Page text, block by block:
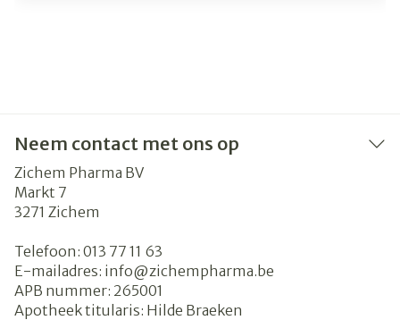
Neem contact met ons op
Zichem Pharma BV
Markt 7
3271 Zichem
Telefoon: 013 77 11 63
E-mailadres: info@zichempharma.be
APB nummer: 265001
Apotheek titularis: Hilde Braeken